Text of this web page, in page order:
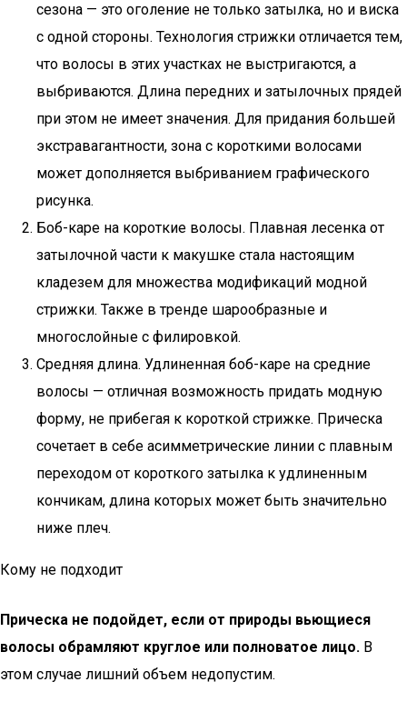
сезона — это оголение не только затылка, но и виска
с одной стороны. Технология стрижки отличается тем,
что волосы в этих участках не выстригаются, а
выбриваются. Длина передних и затылочных прядей
при этом не имеет значения. Для придания большей
экстравагантности, зона с короткими волосами
может дополняется выбриванием графического
рисунка.
Боб-каре на короткие волосы. Плавная лесенка от
затылочной части к макушке стала настоящим
кладезем для множества модификаций модной
стрижки. Также в тренде шарообразные и
многослойные с филировкой.
Средняя длина. Удлиненная боб-каре на средние
волосы — отличная возможность придать модную
форму, не прибегая к короткой стрижке. Прическа
сочетает в себе асимметрические линии с плавным
переходом от короткого затылка к удлиненным
кончикам, длина которых может быть значительно
ниже плеч.
Кому не подходит
Прическа не подойдет, если от природы вьющиеся
волосы обрамляют круглое или полноватое лицо. В
этом случае лишний объем недопустим.